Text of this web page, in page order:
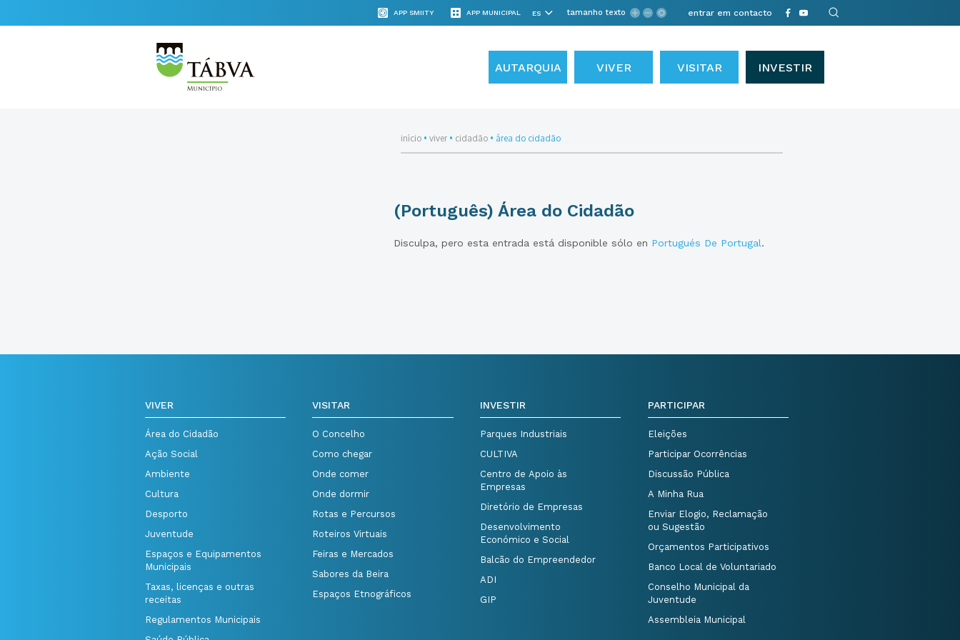
APP SMIITY APP MUNICIPAL tamanho texto entrar em contacto
AUTARQUIA VIVER VISITAR INVESTIR
início•viver• cidadão• área do cidadão
(Português) Área do Cidadão
Disculpa, pero esta entrada está disponible sólo en Portugués De Portugal.
VIVER
Área do Cidadão
Ação Social
Ambiente
Cultura
Desporto
Juventude
Espaços e Equipamentos
Municipais
Taxas, licenças e outras
receitas
Regulamentos Municipais
VISITAR
O Concelho
Como chegar
Onde comer
Onde dormir
Rotas e Percursos
Roteiros Virtuais
Feiras e Mercados
Sabores da Beira
Espaços Etnográficos
INVESTIR
Parques Industriais
CULTIVA
Centro de Apoio às
Empresas
Diretório de Empresas
Desenvolvimento
Económico e Social
Balcão do Empreendedor
ADI
GIP
PARTICIPAR
Eleições
Participar Ocorrências
Discussão Pública
A Minha Rua
Enviar Elogio, Reclamação
ou Sugestão
Orçamentos Participativos
Banco Local de Voluntariado
Conselho Municipal da
Juventude
Assembleia Municipal